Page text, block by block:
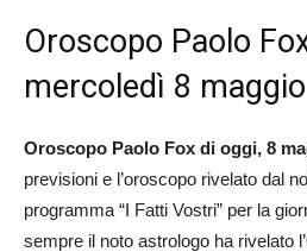
Oroscopo Paolo
mercoledì 8
Oroscopo Paolo Fox di oggi, 8
previsioni e l’oroscopo rivelato dal
programma “I Fatti Vostri” per la
sempre il noto astrologo ha rivelato